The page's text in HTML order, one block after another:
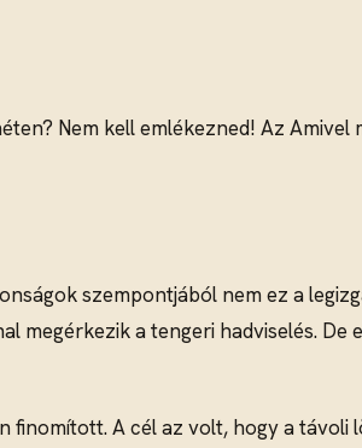
Nem kell emlékezned! Az
szempontjából nem ez a
megérkezik a tengeri hadviselés.
A cél az volt, hogy a